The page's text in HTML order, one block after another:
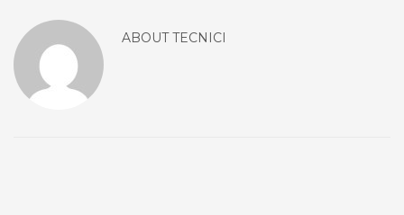
ABOUTTECNICI